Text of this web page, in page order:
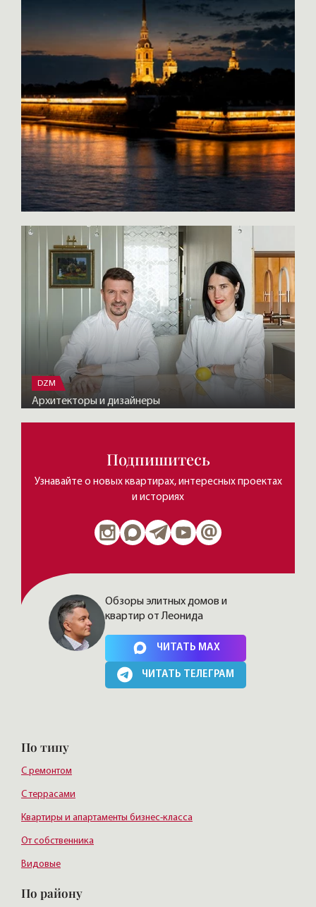
DZM
Архитекторы и дизайнеры
Подпишитесь
Узнавайте о новых квартирах, интересных проектах
и историях
Нажимая на кнопку, Вы соглашаетесь cполитикой сайта
Обзоры элитных домов и
квартир от Леонида
ЧИТАТЬ MAX
ЧИТАТЬ ТЕЛЕГРАМ
По типу
С ремонтом
С террасами
Квартиры и апартаменты бизнес-класса
От собственника
Видовые
По району